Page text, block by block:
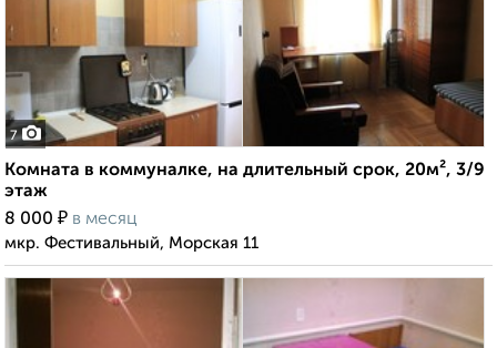
7
Комната в коммуналке, на длительный срок, 20м², 3/9
этаж
8 000 ₽ в месяц
мкр. Фестивальный, Морская 11